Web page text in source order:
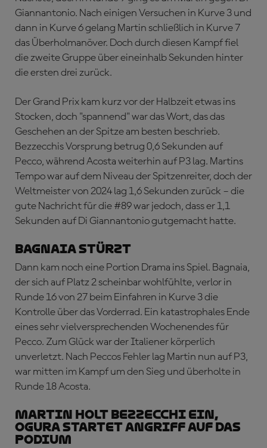
Giannantonio. Nach einigen Versuchen in Kurve 3 und
dann in Kurve 6 gelang Martin schließlich in Kurve 7
das Überholmanöver. Doch durch diesen Kampf fiel
die zweite Gruppe über eineinhalb Sekunden hinter
die ersten drei zurück.
Der Grand Prix kam kurz vor der Halbzeit etwas ins
Stocken, doch "spannend" war das Wort, das das
Geschehen an der Spitze am besten beschrieb.
Bezzecchis Vorsprung betrug 0,6 Sekunden auf
Pecco, während Acosta weiterhin auf P3 lag. Martins
Tempo war auf dem Niveau der Spitzenreiter, doch der
Weltmeister von 2024 lag 1,6 Sekunden zurück – die
gute Nachricht für die #89 war jedoch, dass er 1,1
Sekunden auf Di Giannantonio gutgemacht hatte.
BAGNAIA STÜRZT
Dann kam noch eine Portion Drama ins Spiel. Bagnaia,
der sich auf Platz 2 scheinbar wohlfühlte, verlor in
Runde 16 von 27 beim Einfahren in Kurve 3 die
Kontrolle über das Vorderrad. Ein katastrophales Ende
eines sehr vielversprechenden Wochenendes für
Pecco. Zum Glück war der Italiener körperlich
unverletzt. Nach Peccos Fehler lag Martin nun auf P3,
war mitten im Kampf um den Sieg und überholte in
Runde 18 Acosta.
MARTIN HOLT BEZZECCHI EIN,
OGURA STARTET ANGRIFF AUF DAS
PODIUM